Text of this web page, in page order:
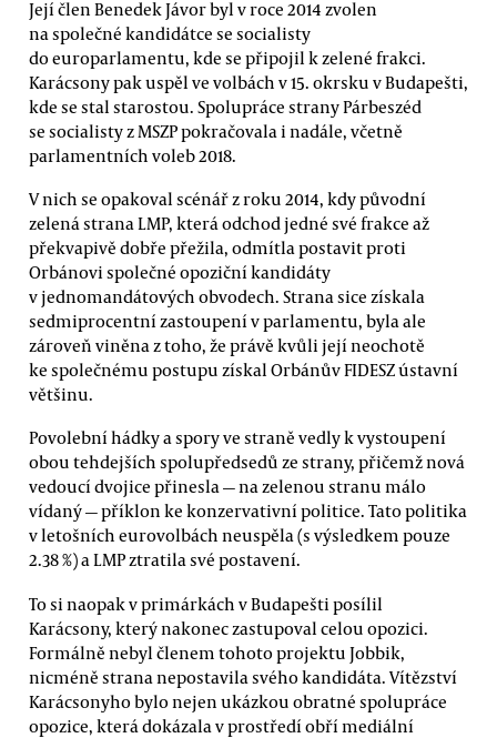
Její člen Benedek Jávor byl v roce 2014 zvolen
na společné kandidátce se socialisty
do europarlamentu, kde se připojil k zelené frakci.
Karácsony pak uspěl ve volbách v 15. okrsku v Budapešti,
kde se stal starostou. Spolupráce strany Párbeszéd
se socialisty z MSZP pokračovala i nadále, včetně
parlamentních voleb 2018.
V nich se opakoval scénář z roku 2014, kdy původní
zelená strana LMP, která odchod jedné své frakce až
překvapivě dobře přežila, odmítla postavit proti
Orbánovi společné opoziční kandidáty
v jednomandátových obvodech. Strana sice získala
sedmiprocentní zastoupení v parlamentu, byla ale
zároveň viněna z toho, že právě kvůli její neochotě
ke společnému postupu získal Orbánův FIDESZ ústavní
většinu.
Povolební hádky a spory ve straně vedly k vystoupení
obou tehdejších spolupředsedů ze strany, přičemž nová
vedoucí dvojice přinesla — na zelenou stranu málo
vídaný — příklon ke konzervativní politice. Tato politika
v letošních eurovolbách neuspěla (s výsledkem pouze
2.38 %) a LMP ztratila své postavení.
To si naopak v primárkách v Budapešti posílil
Karácsony, který nakonec zastupoval celou opozici.
Formálně nebyl členem tohoto projektu Jobbik,
nicméně strana nepostavila svého kandidáta. Vítězství
Karácsonyho bylo nejen ukázkou obratné spolupráce
opozice, která dokázala v prostředí obří mediální